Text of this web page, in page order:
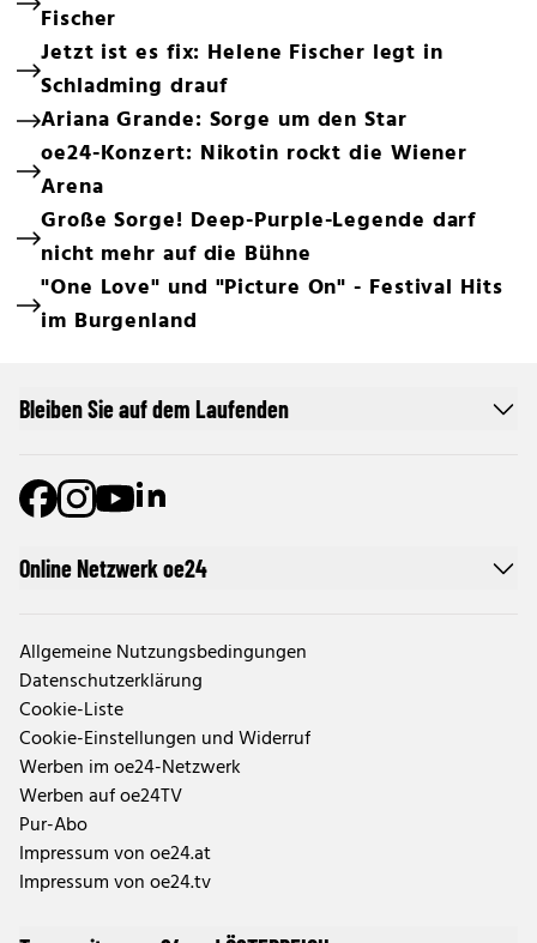
Fischer
Jetzt ist es fix: Helene Fischer legt in
Schladming drauf
Ariana Grande: Sorge um den Star
oe24-Konzert: Nikotin rockt die Wiener
Arena
Große Sorge! Deep-Purple-Legende darf
nicht mehr auf die Bühne
"One Love" und "Picture On" - Festival Hits
im Burgenland
Online Netzwerk oe24
Allgemeine Nutzungsbedingungen
Datenschutzerklärung
Cookie-Liste
Cookie-Einstellungen und Widerruf
Werben im oe24-Netzwerk
Werben auf oe24TV
Pur-Abo
Impressum von oe24.at
Impressum von oe24.tv
Bleiben Sie auf dem Laufenden